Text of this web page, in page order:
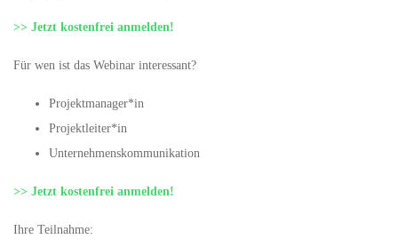
>> Jetzt kostenfrei anmelden!
Für wen ist das Webinar interessant?
Projektmanager*in
Projektleiter*in
Unternehmenskommunikation
>> Jetzt kostenfrei anmelden!
Ihre Teilnahme: